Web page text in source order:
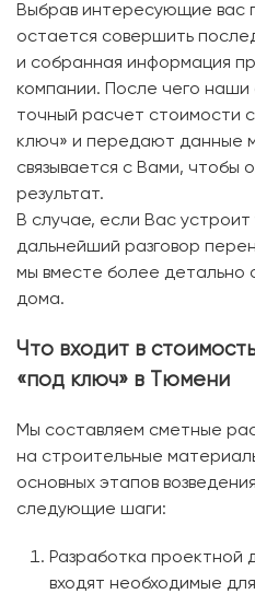
Выбрав интересующие вас
остается совершить
и собранная информация
компании. После чего наши
точный расчет стоимости
ключ» и передают данные
связывается с Вами, чтобы
результат.
В случае, если Вас устроит
дальнейший разговор
мы вместе более детально
дома.
Что входит в
«под ключ» в Тюмени
Мы составляем сметные
на строительные
основных этапов
следующие шаги:
Разработка проектной
входят необходимые